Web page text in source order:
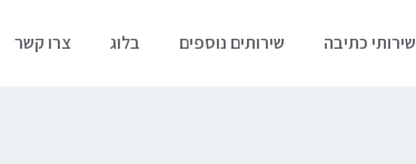
שירותי כתיבה שירותים נוספים בלוג צרו קשר